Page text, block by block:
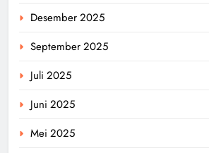
Desember 2025
September 2025
Juli 2025
Juni 2025
Mei 2025